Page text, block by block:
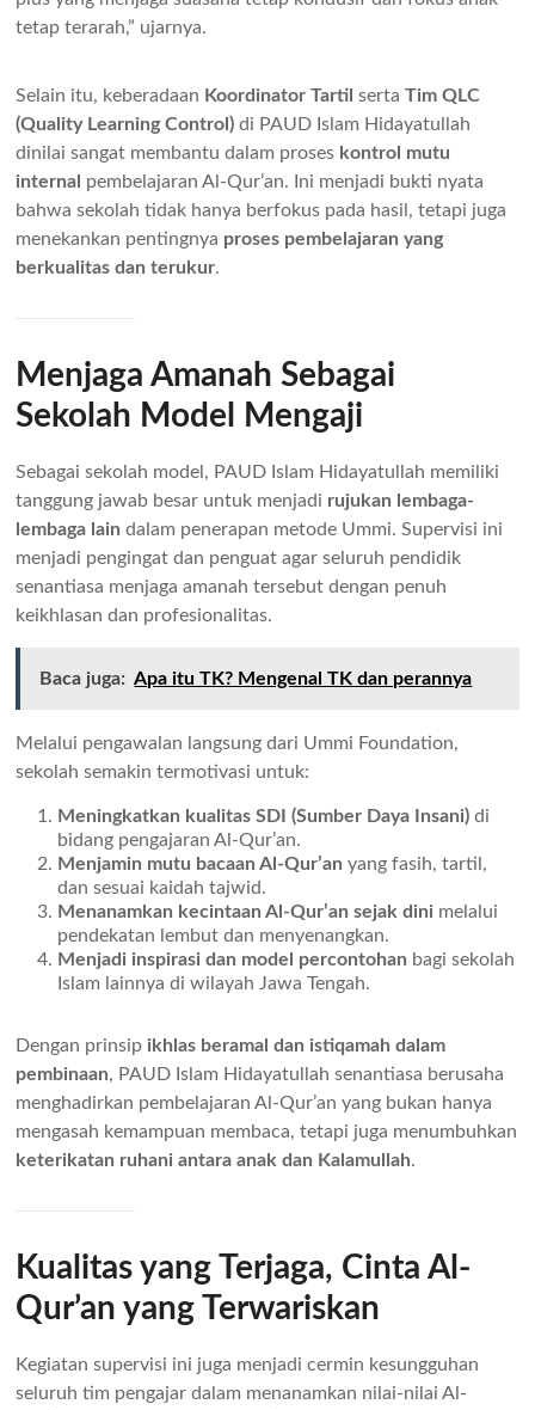
tetap terarah,” ujarnya.
Selain itu, keberadaan Koordinator Tartil sertaTim QLC
(Quality Learning Control) di PAUD Islam Hidayatullah
dinilai sangat membantu dalam proses kontrol mutu
internal pembelajaran Al-Qur’an. Ini menjadi bukti nyata
bahwa sekolah tidak hanya berfokus pada hasil, tetapi juga
menekankan pentingnya proses pembelajaran yang
berkualitas dan terukur.
Menjaga Amanah Sebagai
Sekolah Model Mengaji
Sebagai sekolah model, PAUD Islam Hidayatullah memiliki
tanggung jawab besar untuk menjadi rujukan lembaga-
lembaga lain dalam penerapan metode Ummi. Supervisi ini
menjadi pengingat dan penguat agar seluruh pendidik
senantiasa menjaga amanah tersebut dengan penuh
keikhlasan dan profesionalitas.
Baca juga: Apa itu TK? Mengenal TK dan perannya
Melalui pengawalan langsung dari Ummi Foundation,
sekolah semakin termotivasi untuk:
Meningkatkan kualitas SDI (Sumber Daya Insani) di
bidang pengajaran Al-Qur’an.
Menjamin mutu bacaan Al-Qur’an yang fasih, tartil,
dan sesuai kaidah tajwid.
Menanamkan kecintaan Al-Qur’an sejak dini melalui
pendekatan lembut dan menyenangkan.
Menjadi inspirasi dan model percontohan bagi sekolah
Islam lainnya di wilayah Jawa Tengah.
Dengan prinsip ikhlas beramal dan istiqamah dalam
pembinaan, PAUD Islam Hidayatullah senantiasa berusaha
menghadirkan pembelajaran Al-Qur’an yang bukan hanya
mengasah kemampuan membaca, tetapi juga menumbuhkan
keterikatan ruhani antara anak dan Kalamullah.
Kualitas yang Terjaga, Cinta Al-
Qur’an yang Terwariskan
Kegiatan supervisi ini juga menjadi cermin kesungguhan
seluruh tim pengajar dalam menanamkan nilai-nilai Al-